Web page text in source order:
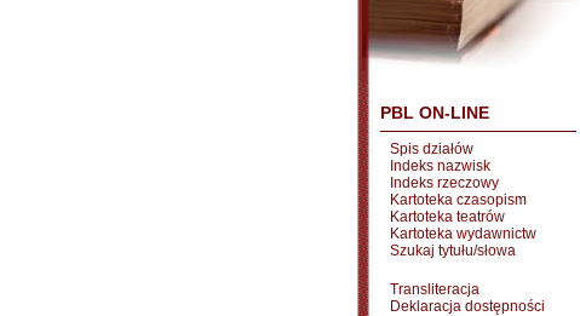
PBL ON-LINE
Spis działów
Indeks nazwisk
Indeks rzeczowy
Kartoteka czasopism
Kartoteka teatrów
Kartoteka wydawnictw
Szukaj tytułu/słowa
Transliteracja
Deklaracja dostępności